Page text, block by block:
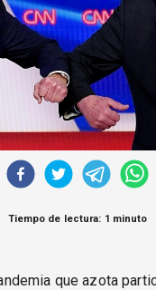
Política Obrera
CONTACTO
Tiempo de lectura: 1 minuto
que azota